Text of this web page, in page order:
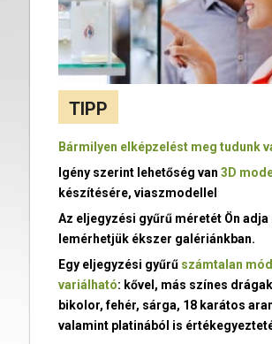
TIPP
Bármilyen elképzelést meg tudunk
Igény szerint lehetőség van 3D
készítésére, viaszmodellel
Az eljegyzési gyűrű méretét Ön adja
lemérhetjük ékszer galériánkban.
Egy eljegyzési gyűrű számtalan
variálható: kővel, más színes
bikolor, fehér, sárga, 18 karátos
valamint platinából is